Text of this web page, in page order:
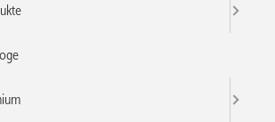
beschlossen